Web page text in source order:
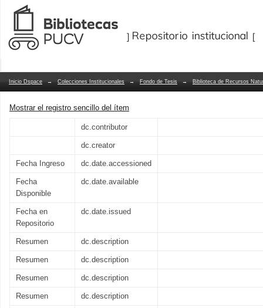
Influencia de la Zona de Mínimo
la transferencia de óxido nitroso a
Repositorio Dspace/Manakin
Inicio Dspace → Colecciones Institucionales → Fondo de Tesis → Biblioteca de Recursos
Mostrar el registro sencillo del ítem
dc.contributor
dc.creator
Fecha Ingreso dc.date.accessioned
Fecha
Disponible
dc.date.available
Fecha en
Repositorio
dc.date.issued
Resumen dc.description
Resumen dc.description
Resumen dc.description
Resumen dc.description